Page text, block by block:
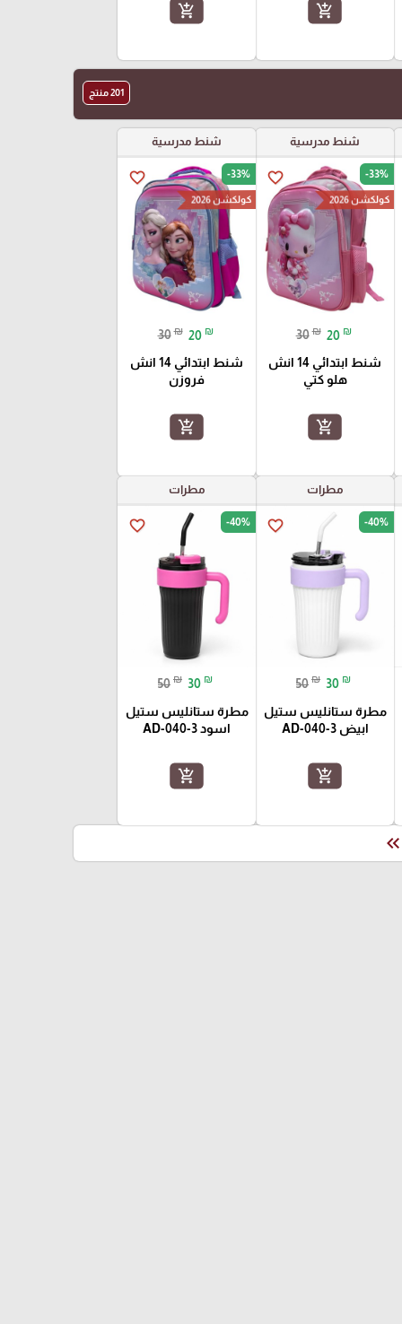
add_shopping_cart
add_shopping_cart
201 منتج
شنط مدرسية
favorite_border -33%
كولكشن 2026
30 ₪ 20 ₪
شنط ابتدائي 14 انش
هلو كتي
add_shopping_cart
شنط مدرسية
favorite_border -33%
كولكشن 2026
30 ₪ 20 ₪
شنط ابتدائي 14 انش
فروزن
add_shopping_cart
مطرات
favorite_border -40%
50 ₪ 30 ₪
مطرة ستانليس ستيل
ابيض AD-040-3
add_shopping_cart
مطرات
favorite_border -40%
50 ₪ 30 ₪
مطرة ستانليس ستيل
اسود AD-040-3
add_shopping_cart
keyboard_double_arrow_left